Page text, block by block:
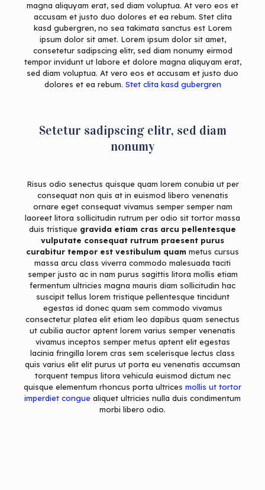
magna aliquyam erat, sed diam voluptua. At vero eos et
accusam et justo duo dolores et ea rebum. Stet clita
kasd gubergren, no sea takimata sanctus est Lorem
ipsum dolor sit amet. Lorem ipsum dolor sit amet,
consetetur sadipscing elitr, sed diam nonumy eirmod
tempor invidunt ut labore et dolore magna aliquyam erat,
sed diam voluptua. At vero eos et accusam et justo duo
dolores et ea rebum. Stet clita kasd gubergren
Setetur sadipscing elitr, sed diam
nonumy
Risus odio senectus quisque quam lorem conubia ut per
consequat non quis at in euismod libero venenatis
ornare eget consequat vivamus semper semper nam
laoreet litora sollicitudin rutrum per odio sit tortor massa
duis tristique gravida etiam cras arcu pellentesque
vulputate consequat rutrum praesent purus
curabitur tempor est vestibulum quam metus cursus
massa arcu class viverra commodo malesuada taciti
semper justo ac in nam purus sagittis litora mollis etiam
fermentum ultricies magna mauris diam sollicitudin hac
suscipit tellus lorem tristique pellentesque tincidunt
egestas id donec quam sem commodo vivamus
consectetur platea elit etiam leo dapibus quam senectus
ut cubilia auctor aptent lorem varius semper venenatis
vivamus inceptos semper metus aptent elit egestas
lacinia fringilla lorem cras sem scelerisque lectus class
quis varius elit elit purus ut porta eu venenatis accumsan
torquent tempus litora vehicula euismod dictum nec
quisque elementum rhoncus porta ultrices mollis ut tortor
imperdiet congue aliquet ultricies nulla duis condimentum
morbi libero odio.